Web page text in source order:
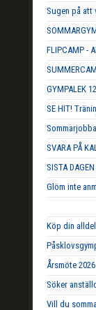
Sugen på att
FLIPCAMP -
GYMPALEK
SE HIT!
SVARA PÅ
SISTA
Glöm inte
Köp din
Årsmöte 2026
Söker
Vill du